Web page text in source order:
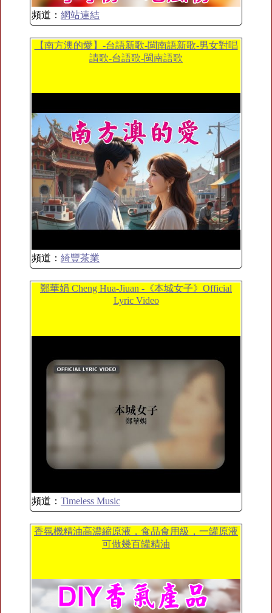
頻道： 網站連結
【南方澳的愛】-台語新歌-閩南語新歌-男女對唱
請歌-台語歌-閩南語歌
頻道： 綺豐茶業
鄭華娟 Cheng Hua-Jiuan -《本城女子》Official
Lyric Video
頻道： Timeless Music
香氛機精油高濃縮原液，食品食用級，一罐原液
可做幾百罐精油